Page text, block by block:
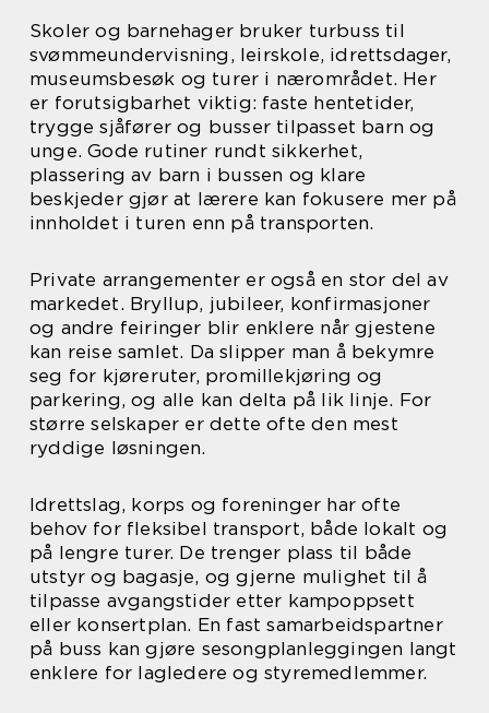
Skoler og barnehager bruker turbuss til
svømmeundervisning, leirskole, idrettsdager,
museumsbesøk og turer i nærområdet. Her
er forutsigbarhet viktig: faste hentetider,
trygge sjåfører og busser tilpasset barn og
unge. Gode rutiner rundt sikkerhet,
plassering av barn i bussen og klare
beskjeder gjør at lærere kan fokusere mer på
innholdet i turen enn på transporten.
Private arrangementer er også en stor del av
markedet. Bryllup, jubileer, konfirmasjoner
og andre feiringer blir enklere når gjestene
kan reise samlet. Da slipper man å bekymre
seg for kjøreruter, promillekjøring og
parkering, og alle kan delta på lik linje. For
større selskaper er dette ofte den mest
ryddige løsningen.
Idrettslag, korps og foreninger har ofte
behov for fleksibel transport, både lokalt og
på lengre turer. De trenger plass til både
utstyr og bagasje, og gjerne mulighet til å
tilpasse avgangstider etter kampoppsett
eller konsertplan. En fast samarbeidspartner
på buss kan gjøre sesongplanleggingen langt
enklere for lagledere og styremedlemmer.